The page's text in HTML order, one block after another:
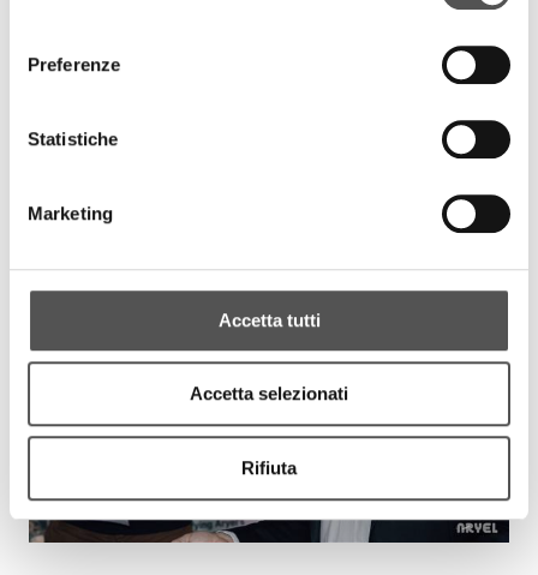
Preferenze
Statistiche
Marketing
Accetta tutti
Accetta selezionati
Rifiuta